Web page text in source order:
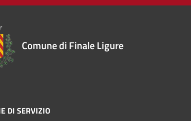
Comune di Finale Ligure
DI SERVIZIO